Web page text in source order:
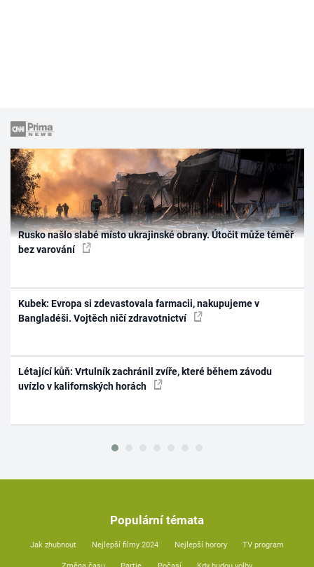
Rusko našlo slabé místo ukrajinské obrany. Útočit může téměř
bez varování
Kubek: Evropa si zdevastovala farmacii, nakupujeme v
Bangladéši. Vojtěch ničí zdravotnictví
Létající kůň: Vrtulník zachránil zvíře, které během závodu
uvízlo v kalifornských horách
Populární témata
Jak zhubnout Nejlepší filmy 2024 Nejlepší horory TV program